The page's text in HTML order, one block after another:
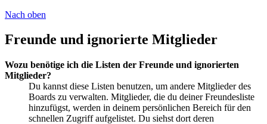
Nach oben
Freunde und ignorierte Mitglieder
Wozu benötige ich die Listen der Freunde und ignorierten
Mitglieder?
Du kannst diese Listen benutzen, um andere Mitglieder des
Boards zu verwalten. Mitglieder, die du deiner Freundesliste
hinzufügst, werden in deinem persönlichen Bereich für den
schnellen Zugriff aufgelistet. Du siehst dort deren